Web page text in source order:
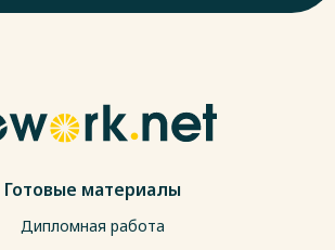
Готовые материалы
Дипломная работа